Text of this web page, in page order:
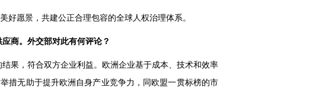
好愿景，共建公正合理包容的全球人权治理体系。
商。外交部对此有何评论？
果，符合双方企业利益。欧洲企业基于成本、技术和效率
措无助于提升欧洲自身产业竞争力，同欧盟一贯标榜的市